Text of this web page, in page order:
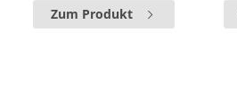
Zum Produkt